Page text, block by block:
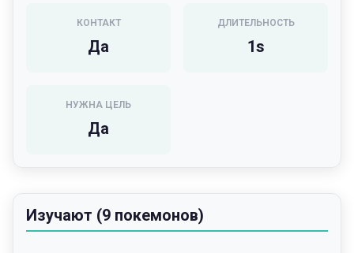
КОНТАКТ
Да
ДЛИТЕЛЬНОСТЬ
1s
НУЖНА ЦЕЛЬ
Да
Изучают (9 покемонов)